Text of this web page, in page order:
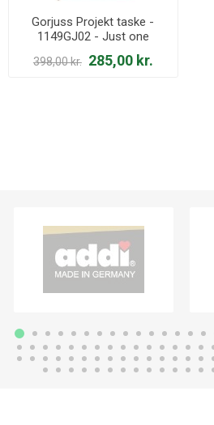
Gorjuss Projekt taske -
1149GJ02 - Just one
398,00 kr. 285,00 kr.